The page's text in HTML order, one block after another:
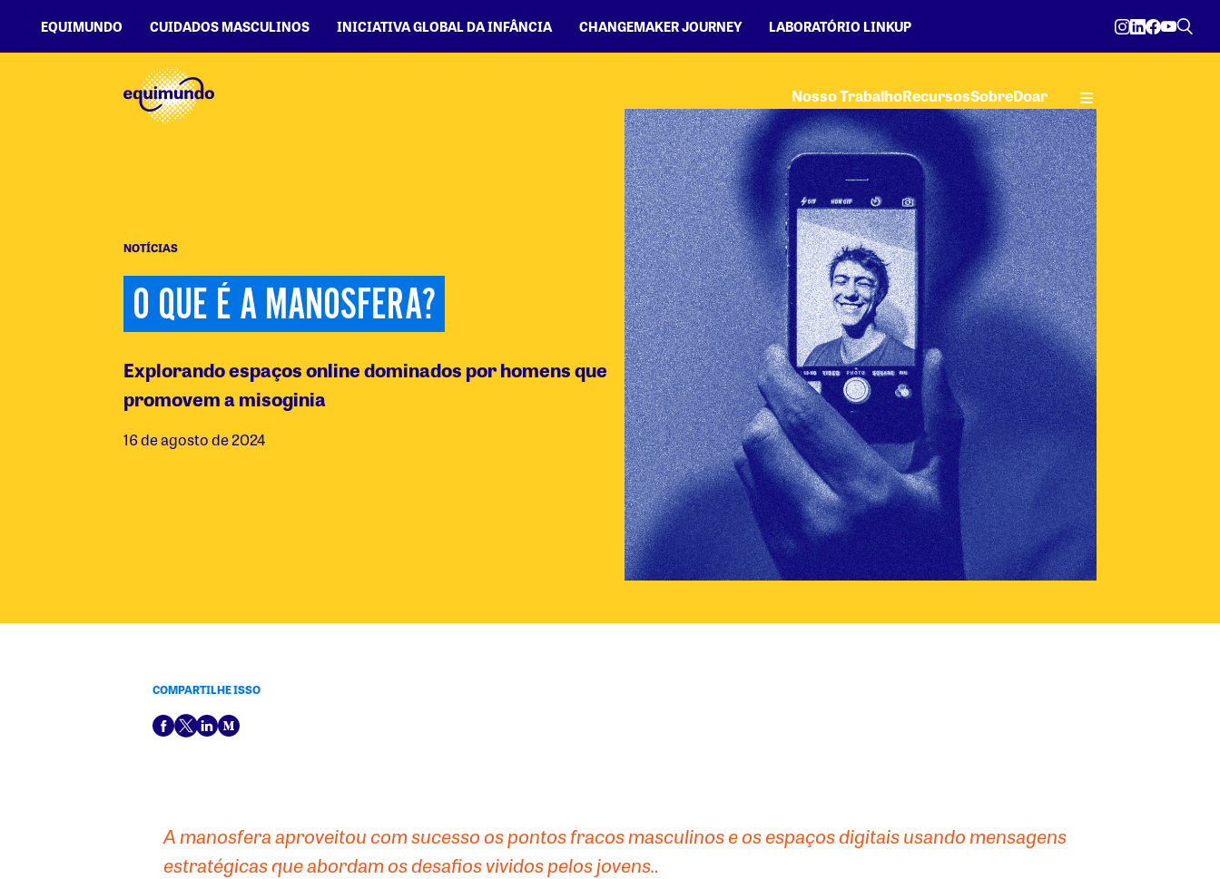
EQUIMUNDO CUIDADOS MASCULINOS INICIATIVA GLOBAL DA INFÂNCIA CHANGEMAKER JOURNEY LABORATÓRIO LINKUP
Nosso TrabalhoRecursosSobreDoar
NOTÍCIAS
O QUE É A MANOSFERA?
Explorando espaços online dominados por homens que
promovem a misoginia
16 de agosto de 2024
COMPARTILHE ISSO
A manosfera aproveitou com sucesso os pontos fracos masculinos e os espaços digitais usando mensagens
estratégicas que abordam os desafios vividos pelos jovens..